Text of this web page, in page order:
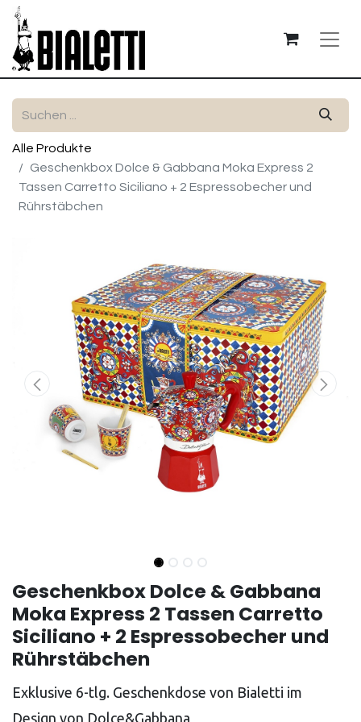
Alle Produkte
Geschenkbox Dolce & Gabbana Moka Express 2
Tassen Carretto Siciliano + 2 Espressobecher und
Rührstäbchen
Geschenkbox Dolce & Gabbana
Moka Express 2 Tassen Carretto
Siciliano + 2 Espressobecher und
Rührstäbchen
Exklusive 6-tlg. Geschenkdose von Bialetti im
Design von Dolce&Gabbana